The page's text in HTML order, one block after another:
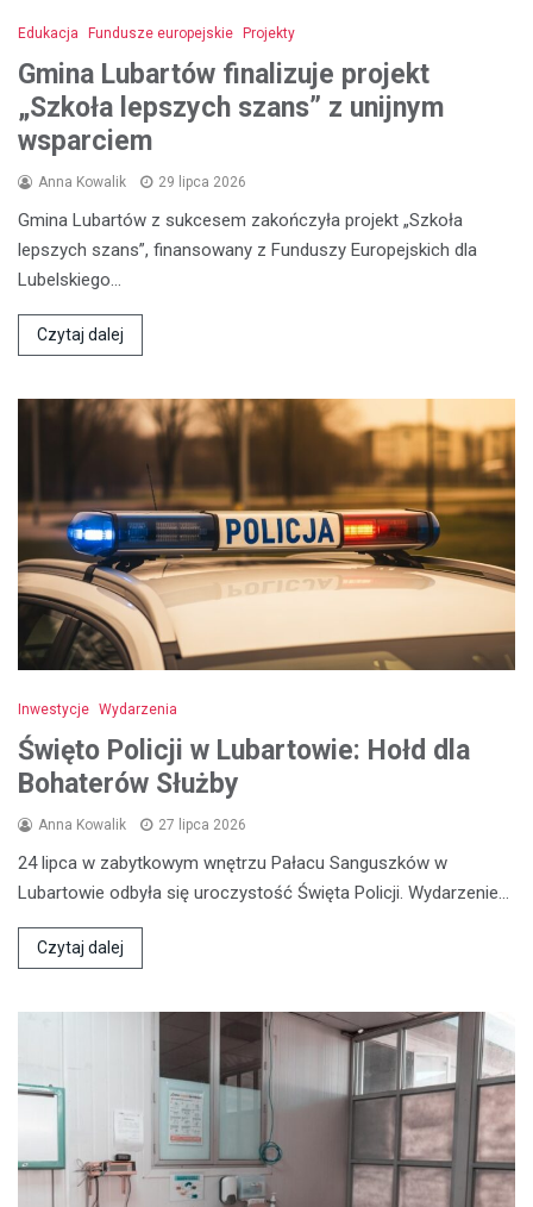
Edukacja Fundusze europejskie Projekty
Gmina Lubartów finalizuje projekt
„Szkoła lepszych szans” z unijnym
wsparciem
Anna Kowalik 29 lipca 2026
Gmina Lubartów z sukcesem zakończyła projekt „Szkoła
lepszych szans”, finansowany z Funduszy Europejskich dla
Lubelskiego…
Czytaj dalej
Inwestycje Wydarzenia
Święto Policji w Lubartowie: Hołd dla
Bohaterów Służby
Anna Kowalik 27 lipca 2026
24 lipca w zabytkowym wnętrzu Pałacu Sanguszków w
Lubartowie odbyła się uroczystość Święta Policji. Wydarzenie…
Czytaj dalej